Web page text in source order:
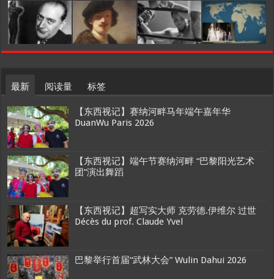
最新 阅读量 标签
【东西视记】赛纳河畔马年端午嘉年华
DuanWu Paris 2026
【东西视记】端午节赛纳河畔 “巴黎阳光艺术
团”演出舞蹈
【东西视记】超写实大师 克劳德.伊维尔 过世
Décès du prof. Claude Yvel
巴黎举行首届“武林大会” Wulin Dahui 2026